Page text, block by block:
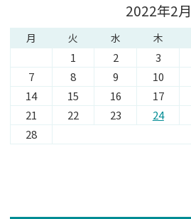
2022年2月
月 火 水 木
1 2 3
7
8 9 10
14
15 16 17
21
22 23 24
28